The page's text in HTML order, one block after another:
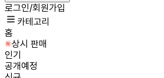
로그인/회원가입
카테고리
홈
상시 판매
인기
공개예정